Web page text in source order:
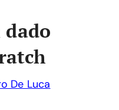
De Luca